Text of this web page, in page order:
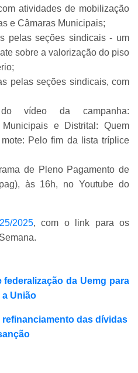
atividades de mobilização
e Câmaras Municipais;
pelas seções sindicais - um
sobre a valorização do piso
pelas seções sindicais, com
vídeo da campanha:
Municipais e Distrital: Quem
Pelo fim da lista tríplice
de Pleno Pagamento de
às 16h, no Youtube do
2025, com o link para os
da Uemg para
União
das dívidas